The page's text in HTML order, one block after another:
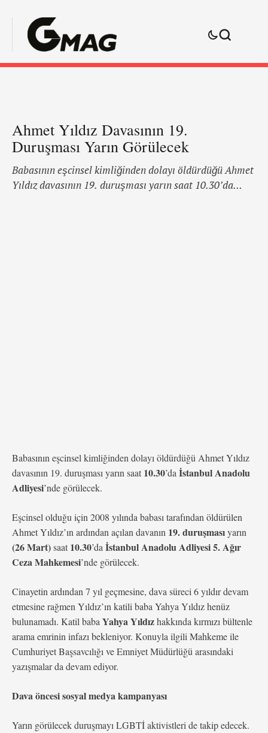
Ahmet Yıldız Davasının 19.
Duruşması Yarın Görülecek
Babasının eşcinsel kimliğinden dolayı öldürdüğü Ahmet
Yıldız davasının 19. duruşması yarın saat 10.30’da
Babasının eşcinsel kimliğinden dolayı öldürdüğü Ahmet Yıldız
davasının 19. duruşması yarın saat 10.30’da İstanbul Anadolu
Adliyesi’nde görülecek.
Eşcinsel olduğu için 2008 yılında babası tarafından öldürülen
Ahmet Yıldız’ın ardından açılan davanın 19. duruşmasıyarın
(26 Mart)saat 10.30’da İstanbul Anadolu Adliyesi 5. Ağır
Ceza Mahkemesi’nde görülecek.
Cinayetin ardından 7 yıl geçmesine, dava süreci 6 yıldır devam
etmesine rağmen Yıldız’ın katili baba Yahya Yıldız henüz
bulunamadı. Katil baba Yahya Yıldızhakkında kırmızı bültenle
arama emrinin infazı bekleniyor. Konuyla ilgili Mahkeme ile
Cumhuriyet Başsavcılığı ve Emniyet Müdürlüğü arasındaki
yazışmalar da devam ediyor.
Dava öncesi sosyal medya kampanyası
Yarın görülecek duruşmayı LGBTİ aktivistleri de takip edecek.